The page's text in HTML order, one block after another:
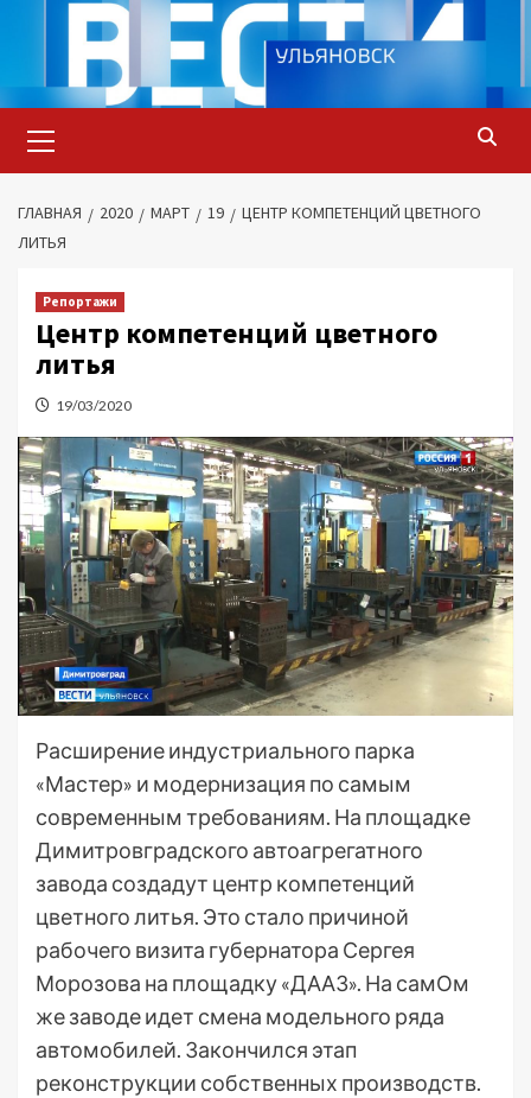
содержимому
меню
ГЛАВНАЯ 2020 МАРТ 19
ЦЕНТР КОМПЕТЕНЦИЙ ЦВЕТНОГО
ЛИТЬЯ
Репортажи
Центр компетенций цветного
литья
19/03/2020
Расширение индустриального парка
«Мастер» и модернизация по самым
современным требованиям. На площадке
Димитровградского автоагрегатного
завода создадут центр компетенций
цветного литья. Это стало причиной
рабочего визита губернатора Сергея
Морозова на площадку «ДААЗ». На самОм
же заводе идет смена модельного ряда
автомобилей. Закончился этап
реконструкции собственных производств.